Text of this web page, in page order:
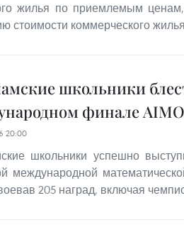
жилья по приемлемым ценам,
стоимости коммерческого
школьники
финале AIMO
20:00
школьники успешно
международной
205 наград, включая